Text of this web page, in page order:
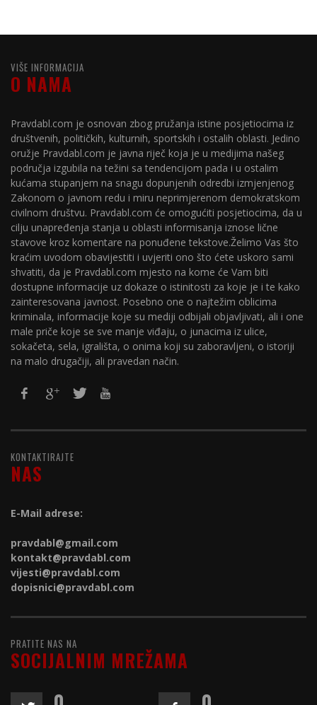
VIŠE INFORMACIJA
O NAMA
Pravdabl.com je osnovan zbog pružanja istine posjetiocima iz
društvenih, političkih, kulturnih, sportskih i ostalih oblasti. Jedino
oružje Pravdabl.com je javna riječ koja je u medijima našeg
područja izgubila na težini sa tendencijom pada i u ostalim
kućama stupanjem na snagu dopunjenih odredbi izmjenjenog
Zakonom o javnom redu i miru neprimjerenom demokratskom
civilnom društvu. Pravdabl.com će omogućiti posjetiocima, da u
cilju unapređenja stanja u oblasti informisanja iznose lične
stavove kroz komentare na ponuđene tekstove.Želimo Vas što
kraćim uvodom obavijestiti i uvjeriti ono što ćete uskoro sami
shvatiti, da je Pravdabl.com mjesto na kome će Vam biti
dostupne informacije uz dokaze o istinitosti za koje je i te kako
zainteresovana javnost. Posebno one o najtežim oblicima
kriminala, informacije koje su mediji odbijali objavljivati, ali i one
male priče koje se sve manje viđaju, o junacima iz ulice,
sokačeta, sela, igrališta, o onima koji su zaboravljeni, o istoriji
na malo drugačiji, ali pravedan način.
KONTAKTIRAJTE
NAS
E-Mail adrese:
pravdabl@gmail.com
kontakt@pravdabl.com
vijesti@pravdabl.com
dopisnici@pravdabl.com
PRATITE NAS NA
SOCIJALNIM MREŽAMA